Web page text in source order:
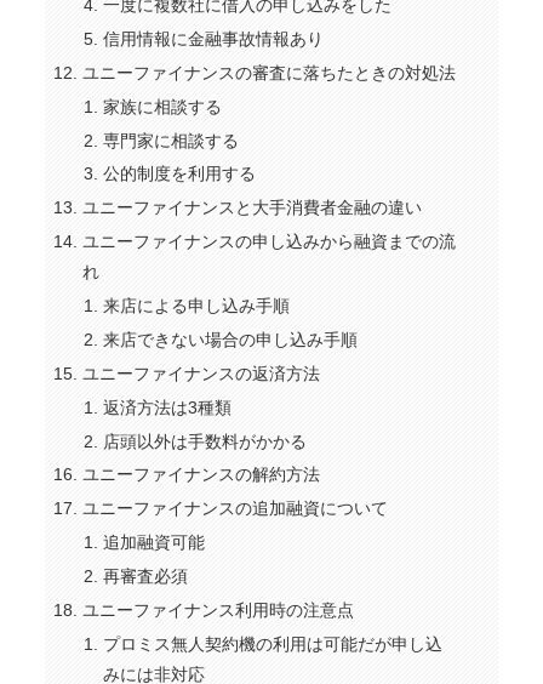
一度に複数社に借入の申し込みをした
信用情報に金融事故情報あり
ユニーファイナンスの審査に落ちたときの対処法
家族に相談する
専門家に相談する
公的制度を利用する
ユニーファイナンスと大手消費者金融の違い
ユニーファイナンスの申し込みから融資までの流
れ
来店による申し込み手順
来店できない場合の申し込み手順
ユニーファイナンスの返済方法
返済方法は3種類
店頭以外は手数料がかかる
ユニーファイナンスの解約方法
ユニーファイナンスの追加融資について
追加融資可能
再審査必須
ユニーファイナンス利用時の注意点
プロミス無人契約機の利用は可能だが申し込
みには非対応